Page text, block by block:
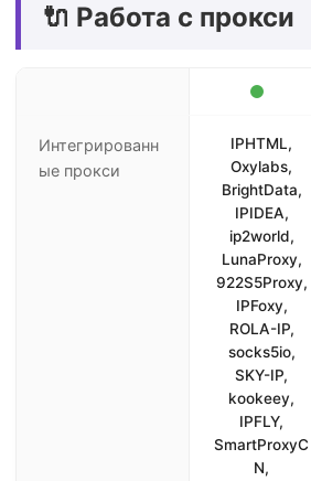
🔌 Работа с прокси
Интегрированн
ые прокси
IPHTML,
Oxylabs,
BrightData,
IPIDEA,
ip2world,
LunaProxy,
922S5Proxy,
IPFoxy,
ROLA-IP,
socks5io,
SKY-IP,
kookeey,
IPFLY,
SmartProxyC
N,